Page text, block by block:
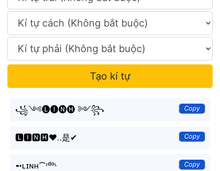
Tạo kí tự
꧁༺🅛🅘🅝🅗 ༻꧂ Copy
🅻🅸🅽🅷❤️..是✔ Copy
➻ʟɪɴʜ⁀ᶦᵈᵒᶫ Copy